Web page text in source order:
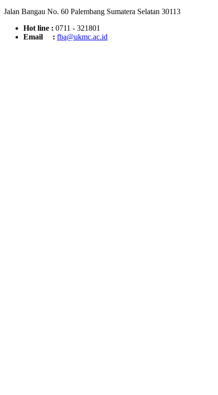
Jalan Bangau No. 60 Palembang Sumatera Selatan 30113
Hot line : 0711 - 321801
Email : fba@ukmc.ac.id